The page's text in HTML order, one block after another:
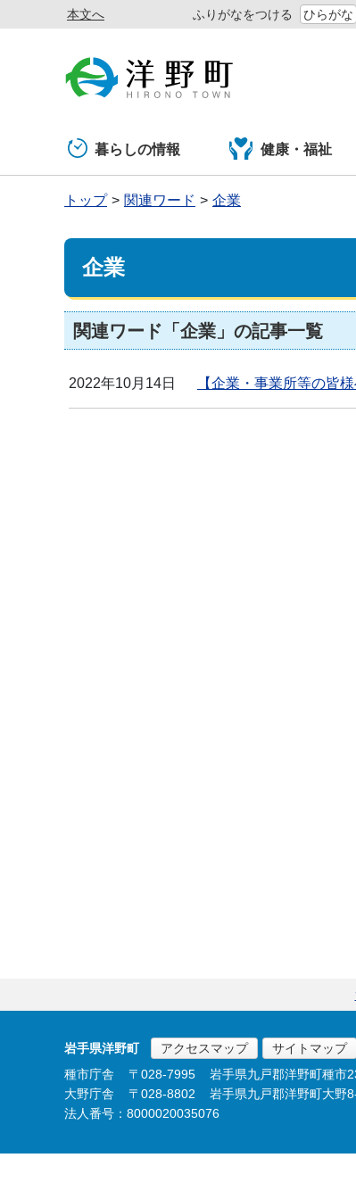
本文へ ふりがなをつける ひらがな
暮らしの情報 健康・福祉
トップ 関連ワード 企業
企業
関連ワード「企業」の記事一覧
2022年10月14日 【企業・事業所等の皆
岩手県洋野町 アクセスマップ サイトマップ
種市庁舎
〒028-7995 岩手県九戸郡洋野町種市
大野庁舎
〒028-8802 岩手県九戸郡洋野町大野
法人番号：8000020035076